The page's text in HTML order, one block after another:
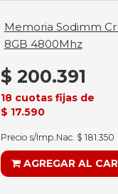
Memoria Sodimm
8GB 4800Mhz
$ 200.391
18 cuotas fijas de
$ 17.590
Precio s/Imp.Nac. $ 181.350
AGREGAR AL